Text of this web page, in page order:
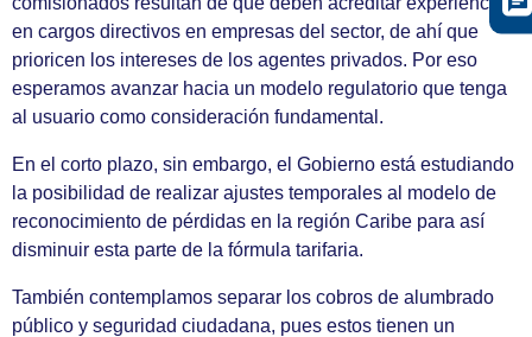
en cargos directivos en empresas del sector, de ahí que
prioricen los intereses de los agentes privados. Por eso
esperamos avanzar hacia un modelo regulatorio que tenga
al usuario como consideración fundamental.
En el corto plazo, sin embargo, el Gobierno está estudiando
la posibilidad de realizar ajustes temporales al modelo de
reconocimiento de pérdidas en la región Caribe para así
disminuir esta parte de la fórmula tarifaria.
También contemplamos separar los cobros de alumbrado
público y seguridad ciudadana, pues estos tienen un